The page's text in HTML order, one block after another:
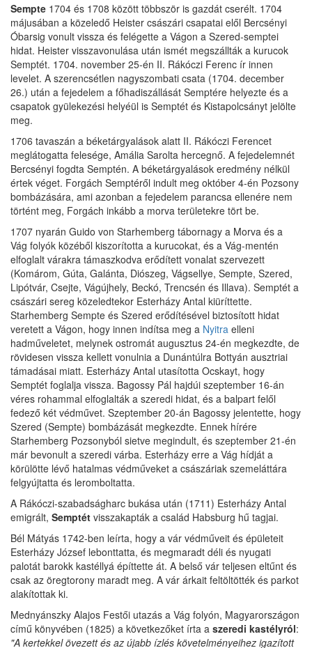
Sempte 1704 és 1708 között többször is gazdát cserélt. 1704
májusában a közeledő Heister császári csapatai elől Bercsényi
Óbarsig vonult vissza és felégette a Vágon a Szered-semptei
hidat. Heister visszavonulása után ismét megszállták a kurucok
Semptét. 1704. november 25-én II. Rákóczi Ferenc ír innen
levelet. A szerencsétlen nagyszombati csata (1704. december
26.) után a fejedelem a főhadiszállását Semptére helyezte és a
csapatok gyülekezési helyéül is Semptét és Kistapolcsányt jelölte
meg.
1706 tavaszán a béketárgyalások alatt II. Rákóczi Ferencet
meglátogatta felesége, Amália Sarolta hercegnő. A fejedelemnét
Bercsényi fogdta Semptén. A béketárgyalások eredmény nélkül
értek véget. Forgách Semptéről indult meg október 4-én Pozsony
bombázására, ami azonban a fejedelem parancsa ellenére nem
történt meg, Forgách inkább a morva területekre tört be.
1707 nyarán Guido von Starhemberg tábornagy a Morva és a
Vág folyók közéből kiszorította a kurucokat, és a Vág-mentén
elfoglalt várakra támaszkodva erődített vonalat szervezett
(Komárom, Gúta, Galánta, Diószeg, Vágsellye, Sempte, Szered,
Lipótvár, Csejte, Vágújhely, Beckó, Trencsén és Illava). Semptét a
császári sereg közeledtekor Esterházy Antal kiüríttette.
Starhemberg Sempte és Szered erődítésével biztosított hidat
veretett a Vágon, hogy innen indítsa meg a Nyitra elleni
hadműveletet, melynek ostromát augusztus 24-én megkezdte, de
rövidesen vissza kellett vonulnia a Dunántúlra Bottyán ausztriai
támadásai miatt. Esterházy Antal utasította Ocskayt, hogy
Semptét foglalja vissza. Bagossy Pál hajdúi szeptember 16-án
véres rohammal elfoglalták a szeredi hidat, és a balpart felől
fedező két védművet. Szeptember 20-án Bagossy jelentette, hogy
Szered (Sempte) bombázását megkezdte. Ennek hírére
Starhemberg Pozsonyból sietve megindult, és szeptember 21-én
már bevonult a szeredi várba. Esterházy erre a Vág hídját a
körülötte lévő hatalmas védműveket a császáriak szemeláttára
felgyújtatta és leromboltatta.
A Rákóczi-szabadságharc bukása után (1711) Esterházy Antal
emigrált, Semptét visszakapták a család Habsburg hű tagjai.
Bél Mátyás 1742-ben leírta, hogy a vár védműveit és épületeit
Esterházy József lebonttatta, és megmaradt déli és nyugati
palotát barokk kastéllyá építtette át. A belső vár teljesen eltűnt és
csak az öregtorony maradt meg. A vár árkait feltöltötték és parkot
alakítottak ki.
Mednyánszky Alajos Festői utazás a Vág folyón, Magyarországon
című könyvében (1825) a következőket írta a szeredi kastélyról:
"A kertekkel övezett és az újabb ízlés követelményeihez igazított